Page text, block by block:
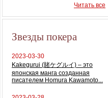
Читать все
Звезды покера
2023-03-30
Kakegurui (賭ケグルイ) – это
японская манга созданная
писателем Homura Kawamoto...